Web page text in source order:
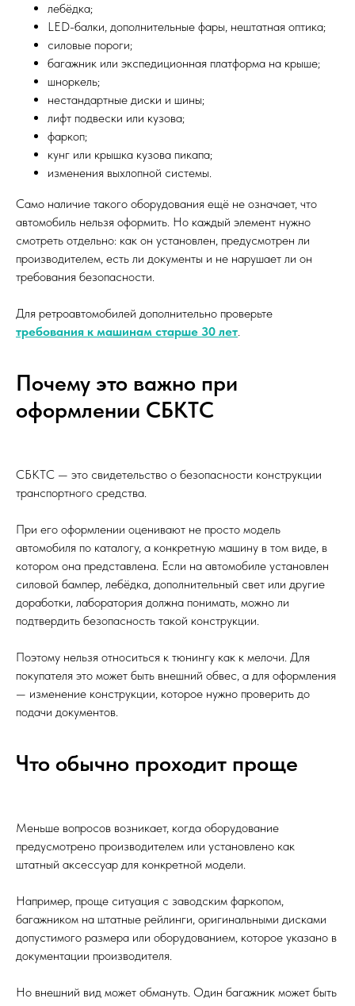
лебёдка;
LED-балки, дополнительные фары, нештатная оптика;
силовые пороги;
багажник или экспедиционная платформа на крыше;
шноркель;
нестандартные диски и шины;
лифт подвески или кузова;
фаркоп;
кунг или крышка кузова пикапа;
изменения выхлопной системы.
Само наличие такого оборудования ещё не означает, что
автомобиль нельзя оформить. Но каждый элемент нужно
смотреть отдельно: как он установлен, предусмотрен ли
производителем, есть ли документы и не нарушает ли он
требования безопасности.
Для ретроавтомобилей дополнительно проверьте
требования к машинам старше 30 лет.
Почему это важно при
оформлении СБКТС
СБКТС — это свидетельство о безопасности конструкции
транспортного средства.
При его оформлении оценивают не просто модель
автомобиля по каталогу, а конкретную машину в том виде, в
котором она представлена. Если на автомобиле установлен
силовой бампер, лебёдка, дополнительный свет или другие
доработки, лаборатория должна понимать, можно ли
подтвердить безопасность такой конструкции.
Поэтому нельзя относиться к тюнингу как к мелочи. Для
покупателя это может быть внешний обвес, а для оформления
— изменение конструкции, которое нужно проверить до
подачи документов.
Что обычно проходит проще
Меньше вопросов возникает, когда оборудование
предусмотрено производителем или установлено как
штатный аксессуар для конкретной модели.
Например, проще ситуация с заводским фаркопом,
багажником на штатные рейлинги, оригинальными дисками
допустимого размера или оборудованием, которое указано в
документации производителя.
Но внешний вид может обмануть. Один багажник может быть